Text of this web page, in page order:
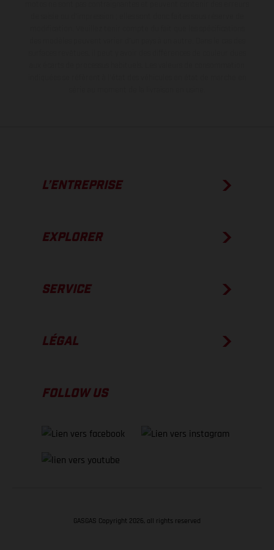
L’ENTREPRISE
EXPLORER
SERVICE
LÉGAL
FOLLOW US
GASGAS Copyright 2026, all rights reserved